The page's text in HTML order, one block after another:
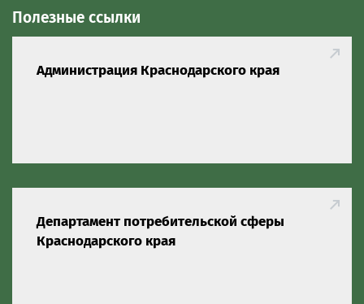
Полезные ссылки
Администрация Краснодарского края
Департамент потребительской сферы
Краснодарского края